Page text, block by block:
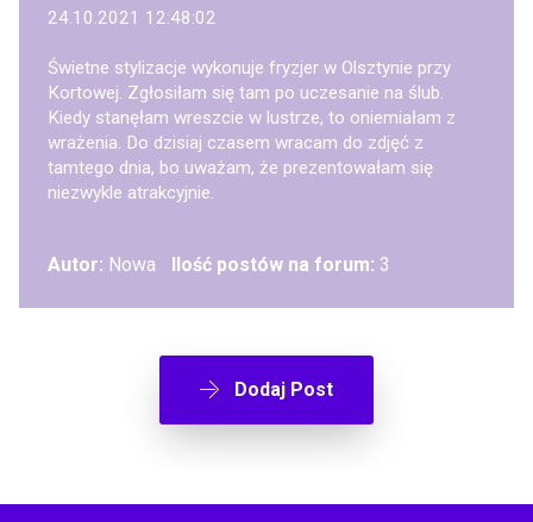
24.10.2021 12:48:02
Świetne stylizacje wykonuje fryzjer w Olsztynie przy
Kortowej. Zgłosiłam się tam po uczesanie na ślub.
Kiedy stanęłam wreszcie w lustrze, to oniemiałam z
wrażenia. Do dzisiaj czasem wracam do zdjęć z
tamtego dnia, bo uważam, że prezentowałam się
niezwykle atrakcyjnie.
Autor: Nowa Ilość postów na forum: 3
Dodaj Post